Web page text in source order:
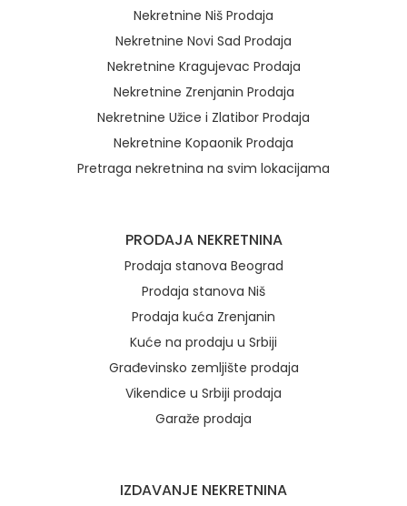
Nekretnine Niš Prodaja
Nekretnine Novi Sad Prodaja
Nekretnine Kragujevac Prodaja
Nekretnine Zrenjanin Prodaja
Nekretnine Užice i Zlatibor Prodaja
Nekretnine Kopaonik Prodaja
Pretraga nekretnina na svim lokacijama
PRODAJA NEKRETNINA
Prodaja stanova Beograd
Prodaja stanova Niš
Prodaja kuća Zrenjanin
Kuće na prodaju u Srbiji
Građevinsko zemljište prodaja
Vikendice u Srbiji prodaja
Garaže prodaja
IZDAVANJE NEKRETNINA